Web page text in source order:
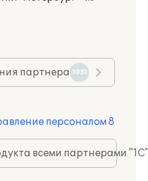
партнера 1051
персоналом 8
всеми партнерами